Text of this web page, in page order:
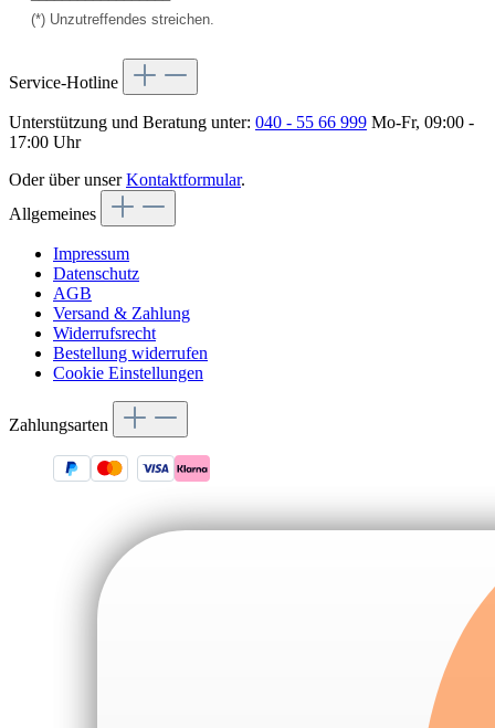
(*) Unzutreffendes streichen.
Service-Hotline
Unterstützung und Beratung unter: 040 - 55 66 999 Mo-Fr, 09:00 -
17:00 Uhr
Oder über unserKontaktformular.
Allgemeines
Impressum
Datenschutz
AGB
Versand & Zahlung
Widerrufsrecht
Bestellung widerrufen
Cookie Einstellungen
Zahlungsarten